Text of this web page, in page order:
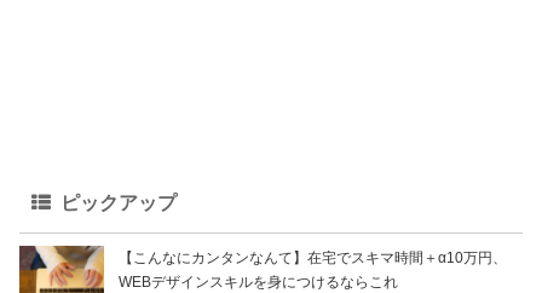
ピックアップ
【こんなにカンタンなんて】在宅でスキマ時間＋α10万円、
WEBデザインスキルを身につけるならこれ